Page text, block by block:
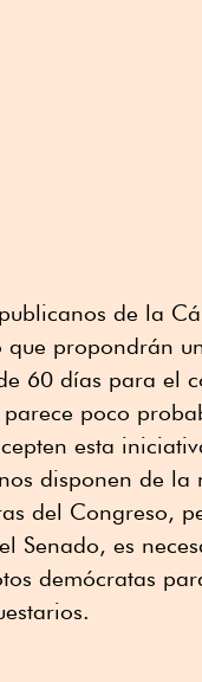
de la
que propondrán
60 días para el
parece poco
esta
disponen de la
del Congreso,
Senado, es
demócratas